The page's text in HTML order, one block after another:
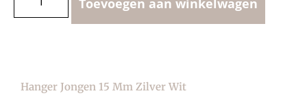
Toevoegen aan winkelwagen
Hanger Jongen 15 Mm Zilver Wit